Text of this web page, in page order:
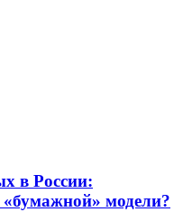
в России:
модели?